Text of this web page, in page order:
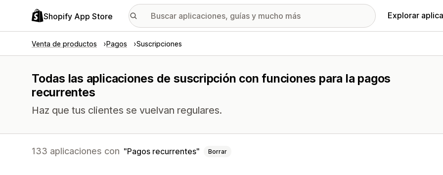
Shopify App Store Explorar
Venta de productos Pagos Suscripciones
Todas las aplicaciones de suscripción con funciones para la pagos
recurrentes
Haz que tus clientes se vuelvan regulares.
133 aplicaciones con Pagos recurrentes Borrar